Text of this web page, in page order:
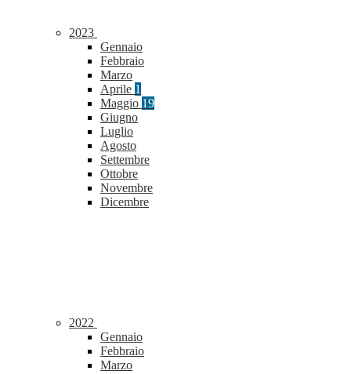
2023
Gennaio
Febbraio
Marzo
Aprile 1
Maggio 19
Giugno
Luglio
Agosto
Settembre
Ottobre
Novembre
Dicembre
2022
Gennaio
Febbraio
Marzo